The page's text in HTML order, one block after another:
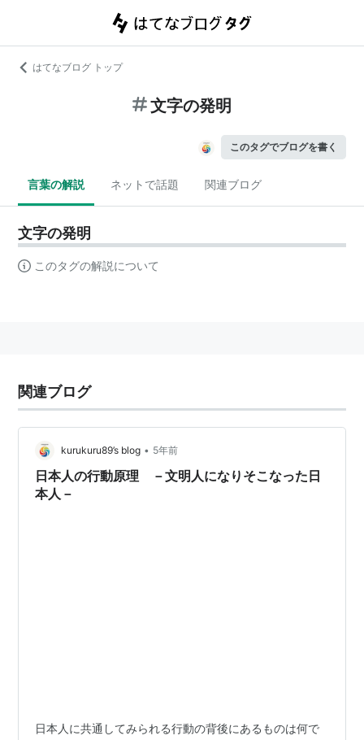
はてなブログ トップ
文字の発明
このタグでブログを書く
言葉の解説 ネットで話題 関連ブログ
文字の発明
このタグの解説について
関連ブログ
kurukuru89’s blog • 5年前
日本人の行動原理 －文明人になりそこなった日
本人－
日本人に共通してみられる行動の背後にあるものは何で